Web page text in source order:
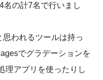
名の計7名で行いまし
われるツールは持っ
でグラデーションを
理アプリを使ったりし